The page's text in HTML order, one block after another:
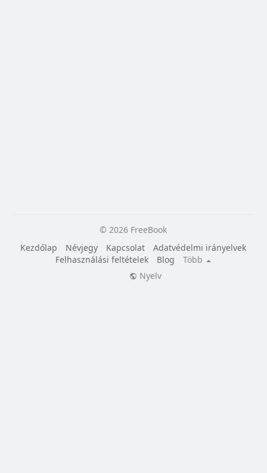
© 2026 FreeBook
Kezdőlap
Névjegy Kapcsolat
Adatvédelmi irányelvek
Felhasználási feltételek
Blog
Több
Nyelv